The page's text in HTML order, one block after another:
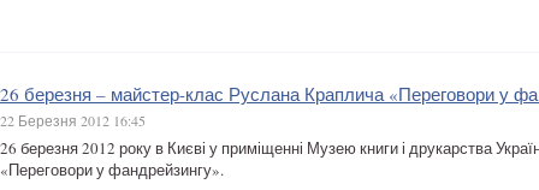
26 березня – майстер-клас Руслана Краплича «Переговори у
22 Березня 2012 16:45
26 березня 2012 року в Києві у приміщенні Музею книги і друкарства
«Переговори у фандрейзингу».